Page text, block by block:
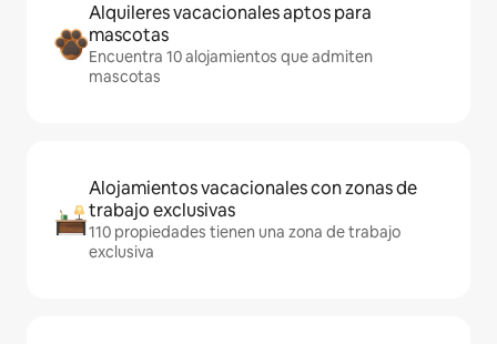
Alquileres vacacionales aptos para
mascotas
Encuentra 10 alojamientos que admiten
mascotas
Alojamientos vacacionales con zonas de
trabajo exclusivas
110 propiedades tienen una zona de trabajo
exclusiva